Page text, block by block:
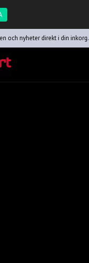
och nyheter direkt i din inkorg.